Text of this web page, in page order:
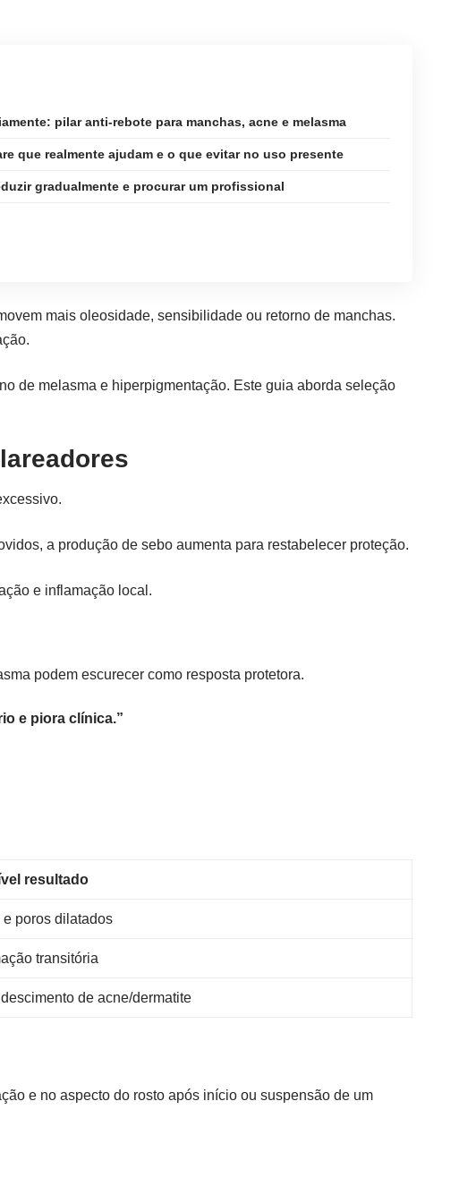
pilar anti-rebote para manchas, acne e melasma
que realmente ajudam e o que evitar no uso presente
gradualmente e procurar um profissional
mais oleosidade, sensibilidade ou retorno de manchas.
de melasma e hiperpigmentação. Este guia aborda seleção
a produção de sebo aumenta para restabelecer proteção.
e inflamação local.
podem escurecer como resposta protetora.
e piora clínica.”
resultado
e poros dilatados
transitória
de acne/dermatite
e no aspecto do rosto após início ou suspensão de um